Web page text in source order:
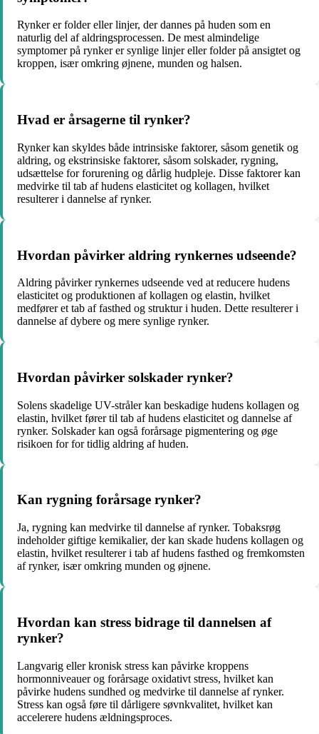
Rynker er folder eller linjer, der dannes på huden som en
naturlig del af aldringsprocessen. De mest almindelige
symptomer på rynker er synlige linjer eller folder på ansigtet og
kroppen, især omkring øjnene, munden og halsen.
Hvad er årsagerne til rynker?
Rynker kan skyldes både intrinsiske faktorer, såsom genetik og
aldring, og ekstrinsiske faktorer, såsom solskader, rygning,
udsættelse for forurening og dårlig hudpleje. Disse faktorer kan
medvirke til tab af hudens elasticitet og kollagen, hvilket
resulterer i dannelse af rynker.
Hvordan påvirker aldring rynkernes udseende?
Aldring påvirker rynkernes udseende ved at reducere hudens
elasticitet og produktionen af kollagen og elastin, hvilket
medfører et tab af fasthed og struktur i huden. Dette resulterer i
dannelse af dybere og mere synlige rynker.
Hvordan påvirker solskader rynker?
Solens skadelige UV-stråler kan beskadige hudens kollagen og
elastin, hvilket fører til tab af hudens elasticitet og dannelse af
rynker. Solskader kan også forårsage pigmentering og øge
risikoen for for tidlig aldring af huden.
Kan rygning forårsage rynker?
Ja, rygning kan medvirke til dannelse af rynker. Tobaksrøg
indeholder giftige kemikalier, der kan skade hudens kollagen og
elastin, hvilket resulterer i tab af hudens fasthed og fremkomsten
af rynker, især omkring munden og øjnene.
Hvordan kan stress bidrage til dannelsen af
rynker?
Langvarig eller kronisk stress kan påvirke kroppens
hormonniveauer og forårsage oxidativt stress, hvilket kan
påvirke hudens sundhed og medvirke til dannelse af rynker.
Stress kan også føre til dårligere søvnkvalitet, hvilket kan
accelerere hudens ældningsproces.